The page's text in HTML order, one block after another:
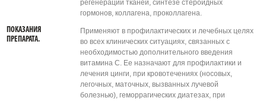
регенерации тканей, синтезе стероидных
гормонов, коллагена, проколлагена.
ПОКАЗАНИЯ
ПРЕПАРАТА.
Применяют в профилактических и лечебных целях
во всех клинических ситуациях, связанных с
необходимостью дополнительного введения
витамина С. Ее назначают для профилактики и
лечения цинги, при кровотечениях (носовых,
легочных, маточных, вызванных лучевой
болезнью), геморрагических диатезах, при